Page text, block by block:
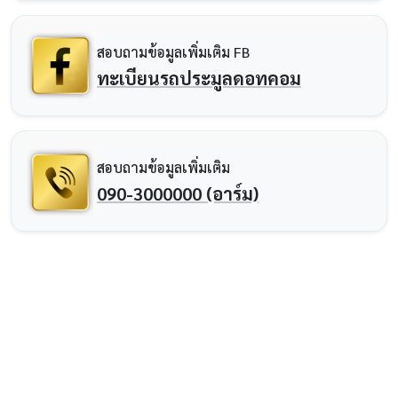
สอบถามข้อมูลเพิ่มเติม FB
ทะเบียนรถประมูลดอทคอม
สอบถามข้อมูลเพิ่มเติม
090-3000000 (อาร์ม)